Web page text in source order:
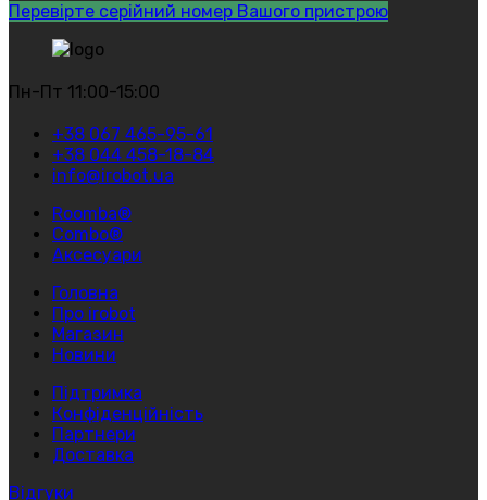
Перевірте серійний номер Вашого пристрою
Пн-Пт 11:00-15:00
+38 067 465-95-61
+38 044 458-18-84
info@irobot.ua
Roomba®
Combo®
Аксесуари
Головна
Про irobot
Магазин
Новини
Підтримка
Конфіденційність
Партнери
Доставка
Відгуки